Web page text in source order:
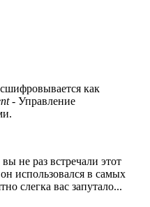
как
- Управление
не раз встречали этот
использовался в самых
слегка вас запутало...